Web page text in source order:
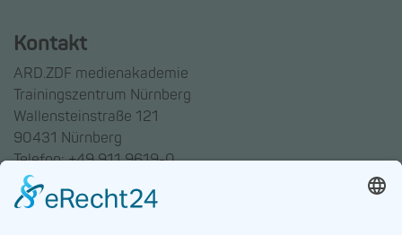
Kontakt
ARD.ZDF medienakademie
Trainingszentrum Nürnberg
Wallensteinstraße 121
90431 Nürnberg
Telefon: +49 911 9619-0
Trainingszentrum Hannover